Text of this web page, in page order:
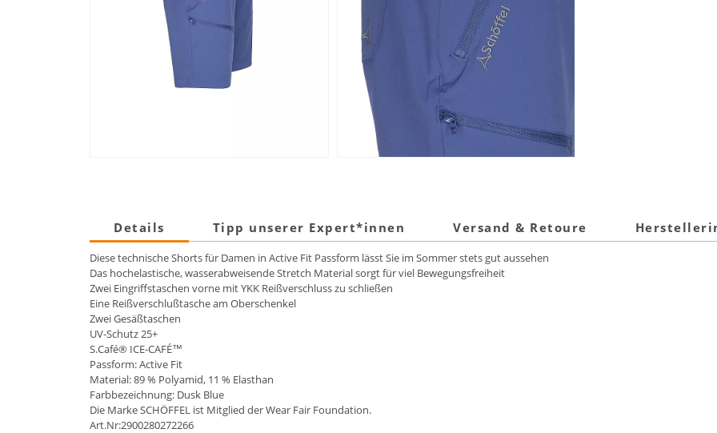
Details Tipp unserer Expert*innen Versand & Retoure
Diese technische Shorts für Damen in Active Fit Passform lässt Sie im Sommer stets gut aussehen
Das hochelastische, wasserabweisende Stretch Material sorgt für viel Bewegungsfreiheit
Zwei Eingriffstaschen vorne mit YKK Reißverschluss zu schließen
Eine Reißverschlußtasche am Oberschenkel
Zwei Gesäßtaschen
UV-Schutz 25+
S.Café® ICE-CAFÉ™
Passform: Active Fit
Material: 89 % Polyamid, 11 % Elasthan
Farbbezeichnung: Dusk Blue
Die Marke SCHÖFFEL ist Mitglied der Wear Fair Foundation.
Art.Nr:2900280272266